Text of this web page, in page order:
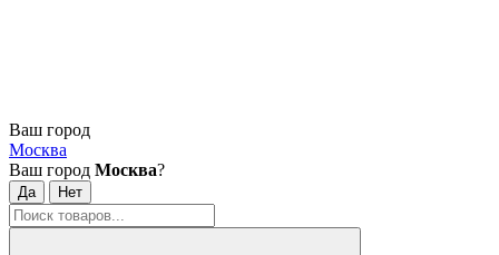
Ваш город
Москва
Ваш город Москва?